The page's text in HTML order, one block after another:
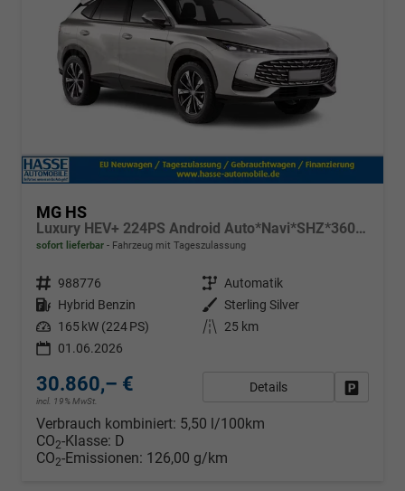
MG HS
Luxury HEV+ 224PS Android Auto*Navi*SHZ*360° Kamera*Keyless*Leder*E-Heck/PDC v/h*
sofort lieferbar Fahrzeug mit Tageszulassung
Fahrzeugnr. 988776 Getriebe Automatik
Kraftstoff Hybrid Benzin Außenfarbe Sterling Silver
Leistung 165 kW (224 PS) Kilometerstand
25 km
01.06.2026
30.860,– €
incl. 19% MwSt.
Details
Verbrauch kombiniert: 5,50 l/100km
CO2-Klasse: D
CO2-Emissionen: 126,00 g/km